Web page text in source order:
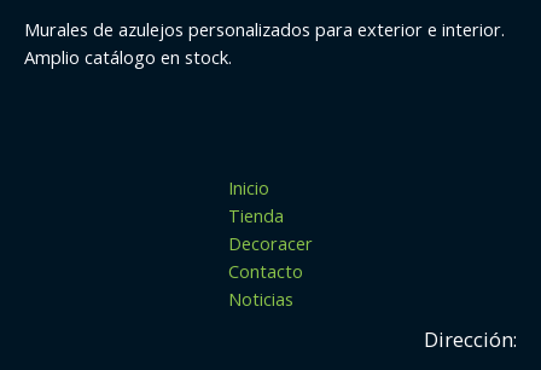
Murales de azulejos personalizados para exterior e interior.
Amplio catálogo en stock.
Inicio
Tienda
Decoracer
Contacto
Noticias
Dirección: